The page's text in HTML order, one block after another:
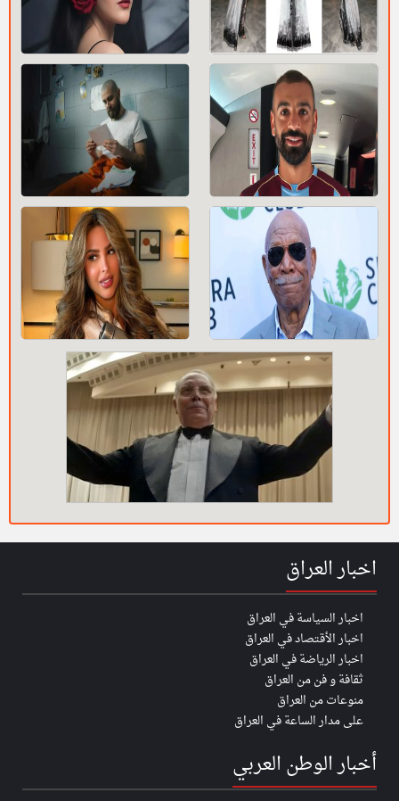
اخبار العراق
اخبار السياسة في العراق
اخبار الأقتصاد في العراق
اخبار الرياضة في العراق
ثقافة و فن من العراق
منوعات من العراق
على مدار الساعة في العراق
أخبار الوطن العربي